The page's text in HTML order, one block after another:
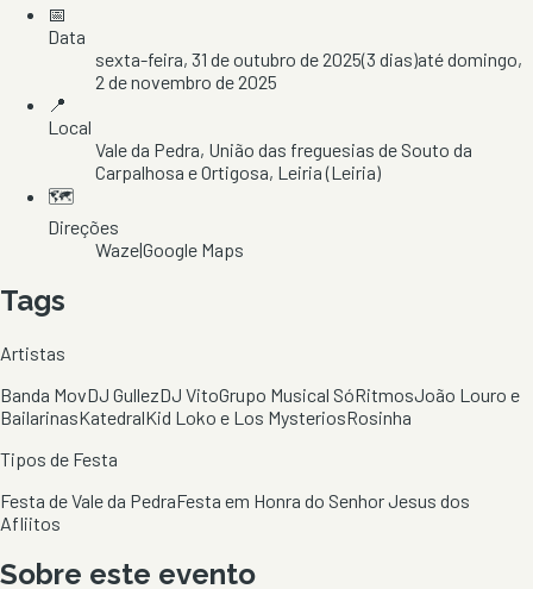
📅
Data
sexta-feira, 31 de outubro de 2025(3 dias)atédomingo,
2 de novembro de 2025
📍
Local
Vale da Pedra, União das freguesias de Souto da
Carpalhosa e Ortigosa, Leiria(Leiria)
🗺️
Direções
Waze|Google Maps
Tags
Artistas
Banda MovDJ GullezDJ VitoGrupo Musical SóRitmosJoão Louro e
BailarinasKatedralKid Loko e Los MysteriosRosinha
Tipos de Festa
Festa de Vale da PedraFesta em Honra do Senhor Jesus dos
Afliitos
Sobre este evento